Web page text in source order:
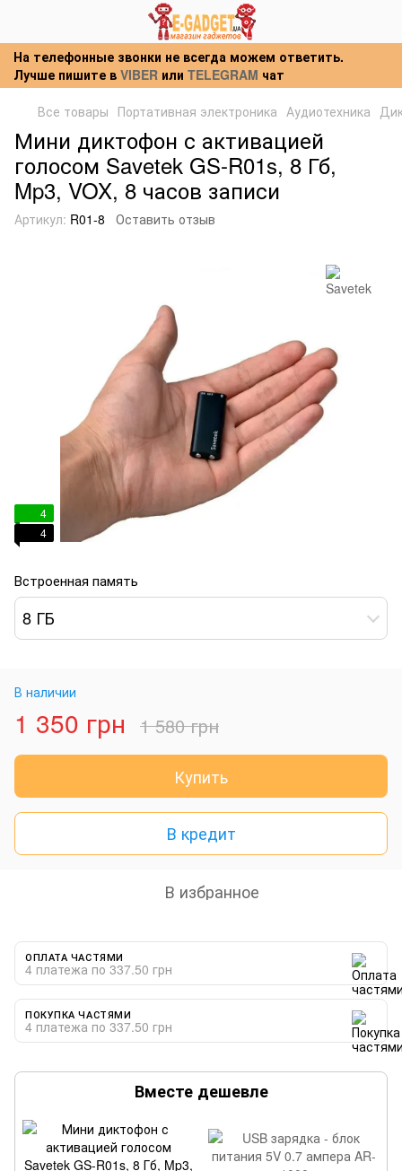
На телефонные звонки не всегда можем ответить.
Лучше пишите в VIBER или TELEGRAM чат
Все товары Портативная электроника Аудиотехника
Мини диктофон с активацией
голосом Savetek GS-R01s, 8 Гб,
Mp3, VOX, 8 часов записи
Артикул: R01-8 Оставить отзыв
4
4
Встроенная память
8 ГБ
В наличии
1 350 грн 1 580 грн
Купить
В кредит
В избранное
ОПЛАТА ЧАСТЯМИ
4 платежа по 337.50 грн
ПОКУПКА ЧАСТЯМИ
4 платежа по 337.50 грн
Вместе дешевле